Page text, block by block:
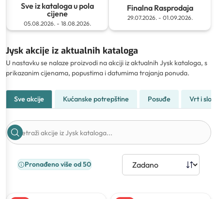
Sve iz kataloga u pola
cijene
05.08.2026. - 18.08.2026.
Finalna Rasprodaja
29.07.2026. - 01.09.2026.
Jysk akcije iz aktualnih kataloga
U nastavku se nalaze proizvodi na akciji iz aktualnih Jysk kataloga, s
prikazanim cijenama, popustima i datumima trajanja ponuda.
Sve akcije Kućanske potrepštine Posuđe Vrt i
Pronađeno više od 50